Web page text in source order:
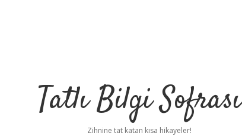
Tatlı Bilgi Sofrası
Zihnine tat katan kısa hikayeler!